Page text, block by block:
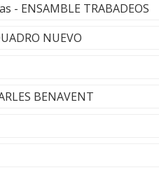
- ENSAMBLE TRABADEOS
NUEVO
BENAVENT